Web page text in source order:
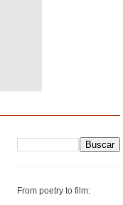
From poetry to film: